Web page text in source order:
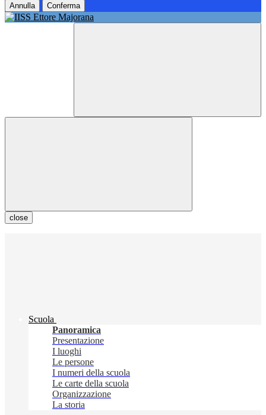
Annulla Conferma
close
Scuola
Panoramica
Presentazione
I luoghi
Le persone
I numeri della scuola
Le carte della scuola
Organizzazione
La storia